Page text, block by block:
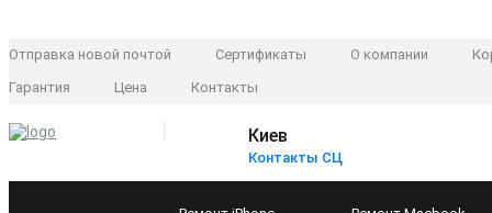
Отправка новой почтой Сертификаты О компании
Гарантия
Цена Контакты
Киев
Контакты СЦ